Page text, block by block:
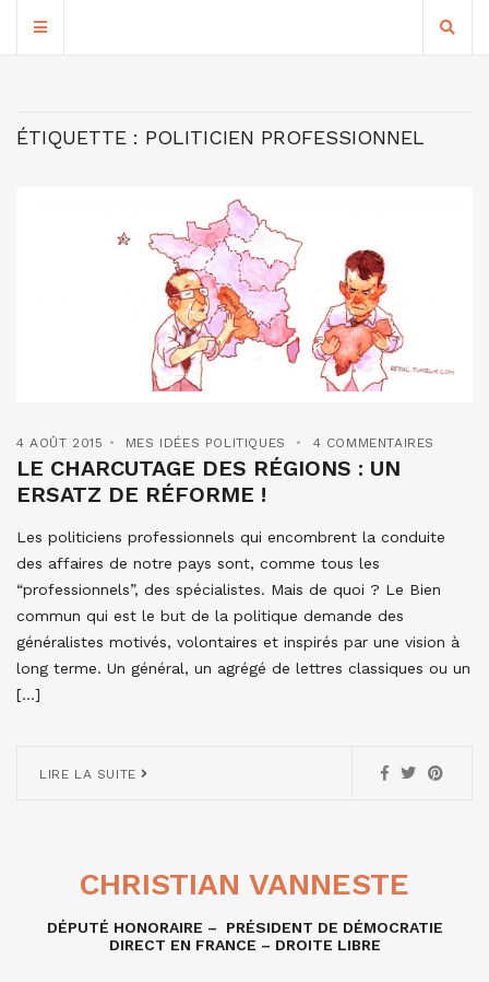
ÉTIQUETTE : POLITICIEN PROFESSIONNEL
4 AOÛT 2015 MES IDÉES POLITIQUES 4 COMMENTAIRES
LE CHARCUTAGE DES RÉGIONS : UN
ERSATZ DE RÉFORME !
Les politiciens professionnels qui encombrent la conduite
des affaires de notre pays sont, comme tous les
“professionnels”, des spécialistes. Mais de quoi ? Le Bien
commun qui est le but de la politique demande des
généralistes motivés, volontaires et inspirés par une vision à
long terme. Un général, un agrégé de lettres classiques ou un
[…]
LIRE LA SUITE
CHRISTIAN VANNESTE
DÉPUTÉ HONORAIRE – PRÉSIDENT DE DÉMOCRATIE
DIRECT EN FRANCE – DROITE LIBRE